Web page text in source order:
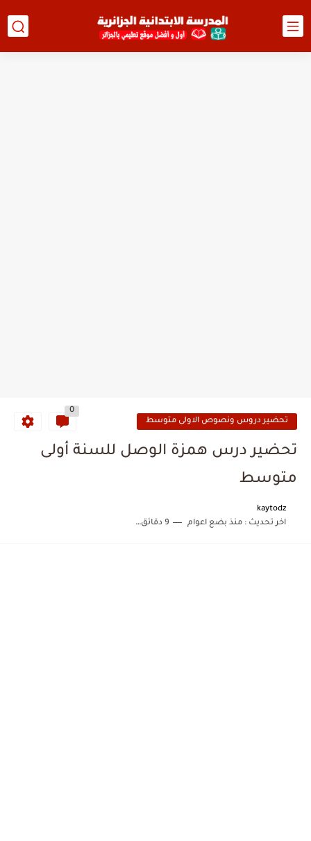
تحضير دروس ونصوص الاولى متوسط
0
تحضير درس همزة الوصل للسنة أولى
متوسط
kaytodz
اخر تحديث :منذ بضع اعوام 9 دقائق للقراءة